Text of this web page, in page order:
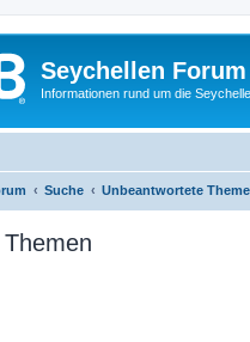
Seychellen Forum
Informationen rund um die
Suche Unbeantwortete